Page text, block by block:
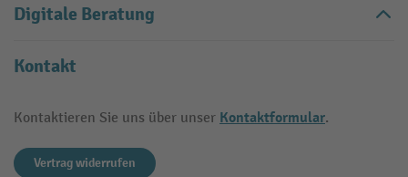
Digitale Beratung
Kontakt
Kontaktieren Sie uns über unser Kontaktformular.
Vertrag widerrufen